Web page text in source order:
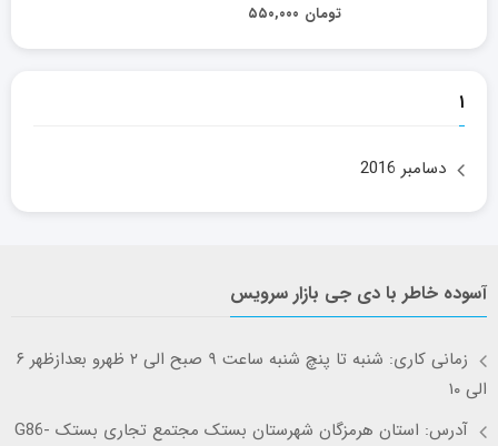
۵۵۰,۰۰۰ تومان
۱
دسامبر 2016
آسوده خاطر با دی جی بازار سرویس
زمانی کاری: شنبه تا پنچ شنبه ساعت ۹ صبح الی ۲ ظهرو بعدازظهر ۶
الی ۱۰
آدرس: استان هرمزگان شهرستان بستک مجتمع تجاری بستک G86-